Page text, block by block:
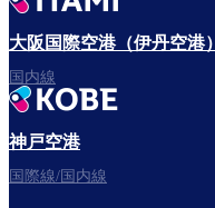
大阪国際空港（伊丹空港）
国内線
神戸空港
国際線/国内線